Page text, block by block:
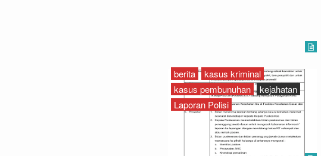
berita
kasus kriminal
kasus pembunuhan
kejahatan
Laporan Polisi